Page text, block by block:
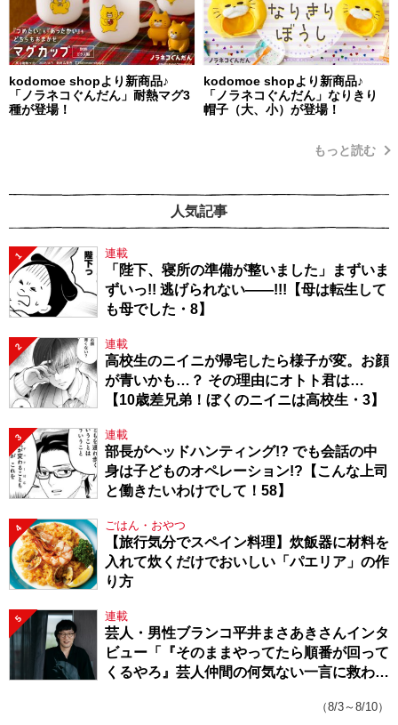
kodomoe shopより新商品♪
「ノラネコぐんだん」耐熱マグ3
種が登場！
kodomoe shopより新商品♪
「ノラネコぐんだん」なりきり
帽子（大、小）が登場！
もっと読む
人気記事
1 連載
「陛下、寝所の準備が整いました」まずいま
ずいっ!! 逃げられない――!!!【母は転生して
も母でした・8】
2 連載
高校生のニイニが帰宅したら様子が変。お顔
が青いかも…？ その理由にオトト君は…
【10歳差兄弟！ぼくのニイニは高校生・3】
3 連載
部長がヘッドハンティング!? でも会話の中
身は子どものオペレーション!?【こんな上司
と働きたいわけでして！58】
4 ごはん・おやつ
【旅行気分でスペイン料理】炊飯器に材料を
入れて炊くだけでおいしい「パエリア」の作
り方
5 連載
芸人・男性ブランコ平井まさあきさんインタ
ビュー「『そのままやってたら順番が回って
くるやろ』芸人仲間の何気ない一言に救われ
（8/3～8/10）